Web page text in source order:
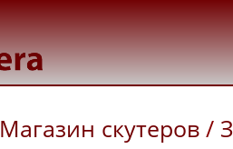
Магазин скутеров /